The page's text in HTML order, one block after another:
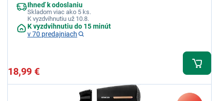
Ihneď k odoslaniu
Skladom viac ako 5 ks.
K vyzdvihnutiu už 10.8.
K vyzdvihnutiu do 15 minút
v 70 predajniach
18,99 €